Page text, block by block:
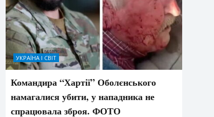
УКРАЇНА І СВІТ
Командира “Хартії” Оболєнського
намагалися убити, у нападника не
спрацювала зброя. ФОТО